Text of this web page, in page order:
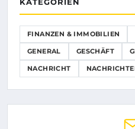
FINANZEN & IMMOBILIEN
GENERAL GESCHÄFT
NACHRICHT